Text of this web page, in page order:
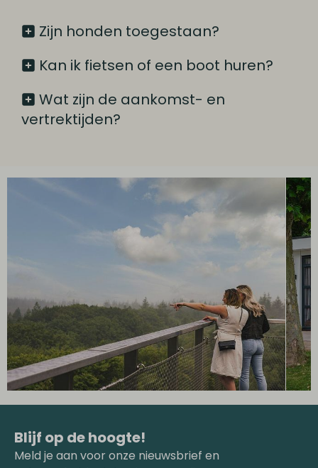
Zijn honden toegestaan?
Kan ik fietsen of een boot huren?
Wat zijn de aankomst- en
vertrektijden?
Blijf op de hoogte!
Meld je aan voor onze nieuwsbrief en